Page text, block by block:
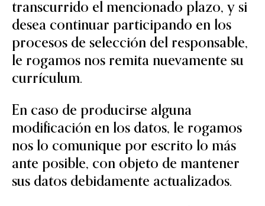
transcurrido el mencionado plazo, y si
desea continuar participando en los
procesos de selección del responsable,
le rogamos nos remita nuevamente su
currículum.
En caso de producirse alguna
modificación en los datos, le rogamos
nos lo comunique por escrito lo más
ante posible, con objeto de mantener
sus datos debidamente actualizados.